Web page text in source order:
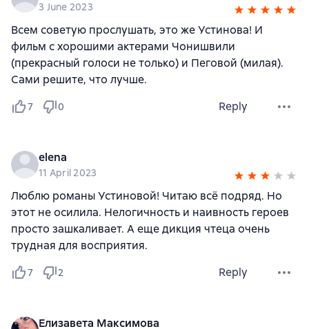
3 June 2023
Всем советую прослушать, это же Устинова! И
фильм с хорошими актерами Чонишвили
(прекрасный голоси не только) и Пеговой (милая).
Сами решите, что лучше.
7 0 Reply
elena
11 April 2023
Люблю романы Устиновой! Читаю всё подряд. Но
этот не осилила. Нелогичность и наивность героев
просто зашкаливает. А еще дикция чтеца очень
трудная для восприятия.
7 2 Reply
Елизавета Максимова